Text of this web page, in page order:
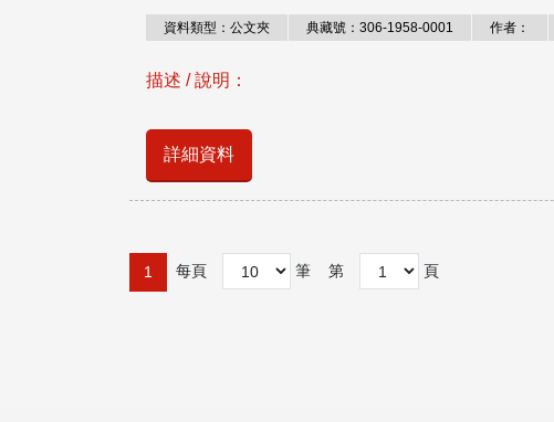
資料類型：公文夾 典藏號：306-1958-0001 作者：
描述 / 說明：
詳細資料
1 每頁 筆 第 頁